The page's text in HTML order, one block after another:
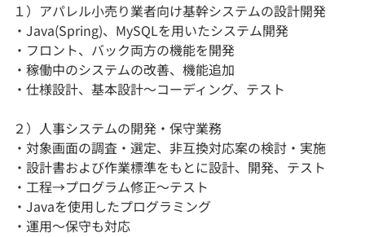
１）アパレル小売り業者向け基幹システムの設計開発
・Java(Spring)、MySQLを用いたシステム開発
・フロント、バック両方の機能を開発
・稼働中のシステムの改善、機能追加
・仕様設計、基本設計～コーディング、テスト
２）人事システムの開発・保守業務
・対象画面の調査・選定、非互換対応案の検討・実施
・設計書および作業標準をもとに設計、開発、テスト
・工程→プログラム修正～テスト
・Javaを使用したプログラミング
・運用～保守も対応